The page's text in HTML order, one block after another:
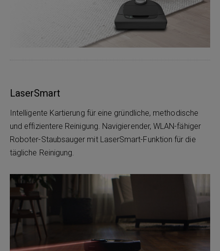
LaserSmart
Intelligente Kartierung für eine gründliche, methodische
und effizientere Reinigung. Navigierender, WLAN-fähiger
Roboter-Staubsauger mit LaserSmart-Funktion für die
tägliche Reinigung.